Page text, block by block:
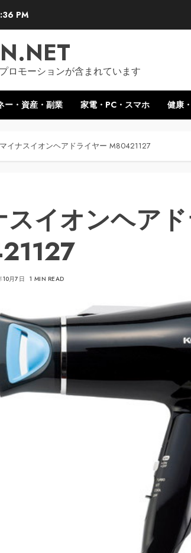
PM
ロモーションが含まれています
ー・資産・副業 家電・PC・スマホ 健康
マイナスイオンヘアドライヤー M80421127
スイオンヘア
月7日 1 MIN READ